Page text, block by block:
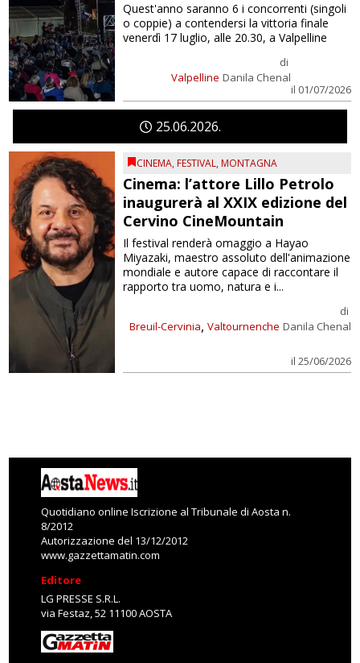
Valpelline
di
Danila Chenal
il 01/07/2026
Quest'anno saranno 6 i concorrenti (singoli
o coppie) a contendersi la vittoria finale
venerdì 17 luglio, alle 20.30, a Valpelline
2506 2026
CINEMA, FESTIVAL, MONTAGNA
Cinema: l’attore Lillo Petrolo
inaugurerà al XXIX edizione del
Cervino CineMountain
Breuil-Cervinia, Valtournenche
di
Danila Chenal
il 25/06/2026
Il festival renderà omaggio a Hayao
Miyazaki, maestro assoluto dell'animazione
mondiale e autore capace di raccontare il
rapporto tra uomo, natura e i...
Quotidiano online Iscrizione al Tribunale di Aosta n.
8/2012
Autorizzazione del 13/12/2012
www.gazzettamatin.com
Editore
LG PRESSE S.R.L.
via Festaz, 52 11100 AOSTA